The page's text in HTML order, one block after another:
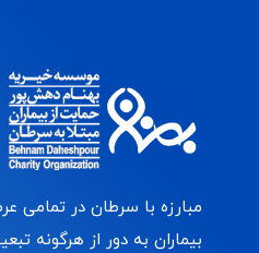
مبارزه با سرطان در تمامی
بیماران به دور از هرگونه